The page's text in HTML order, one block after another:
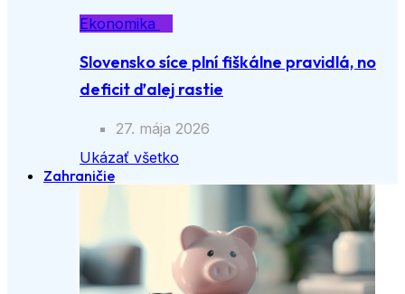
Ekonomika
Slovensko síce plní fiškálne pravidlá, no
deficit ďalej rastie
27. mája 2026
Ukázať všetko
Zahraničie